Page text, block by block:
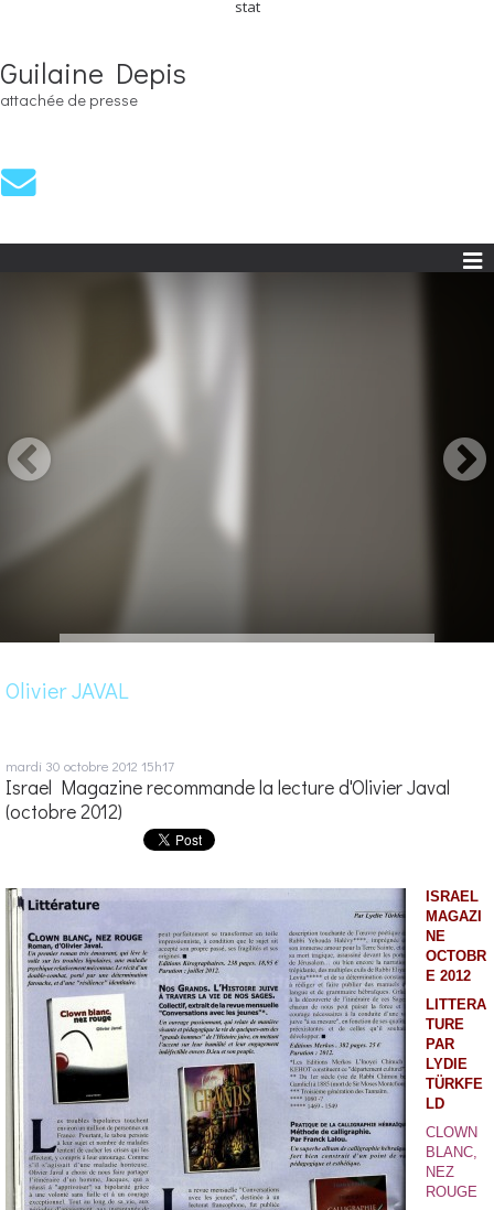
stat
Guilaine Depis
attachée de presse
Olivier JAVAL
mardi 30 octobre 2012 15h17
Israel Magazine recommande la lecture d'Olivier Javal
(octobre 2012)
ISRAEL
MAGAZI
NE
OCTOBR
E 2012
LITTERA
TURE
PAR
LYDIE
TÜRKFE
LD
CLOWN
BLANC,
NEZ
ROUGE